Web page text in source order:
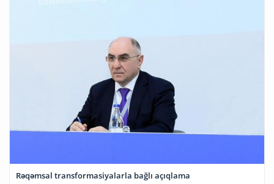
Rəqəmsal transformasiyalarla bağlı açıqlama